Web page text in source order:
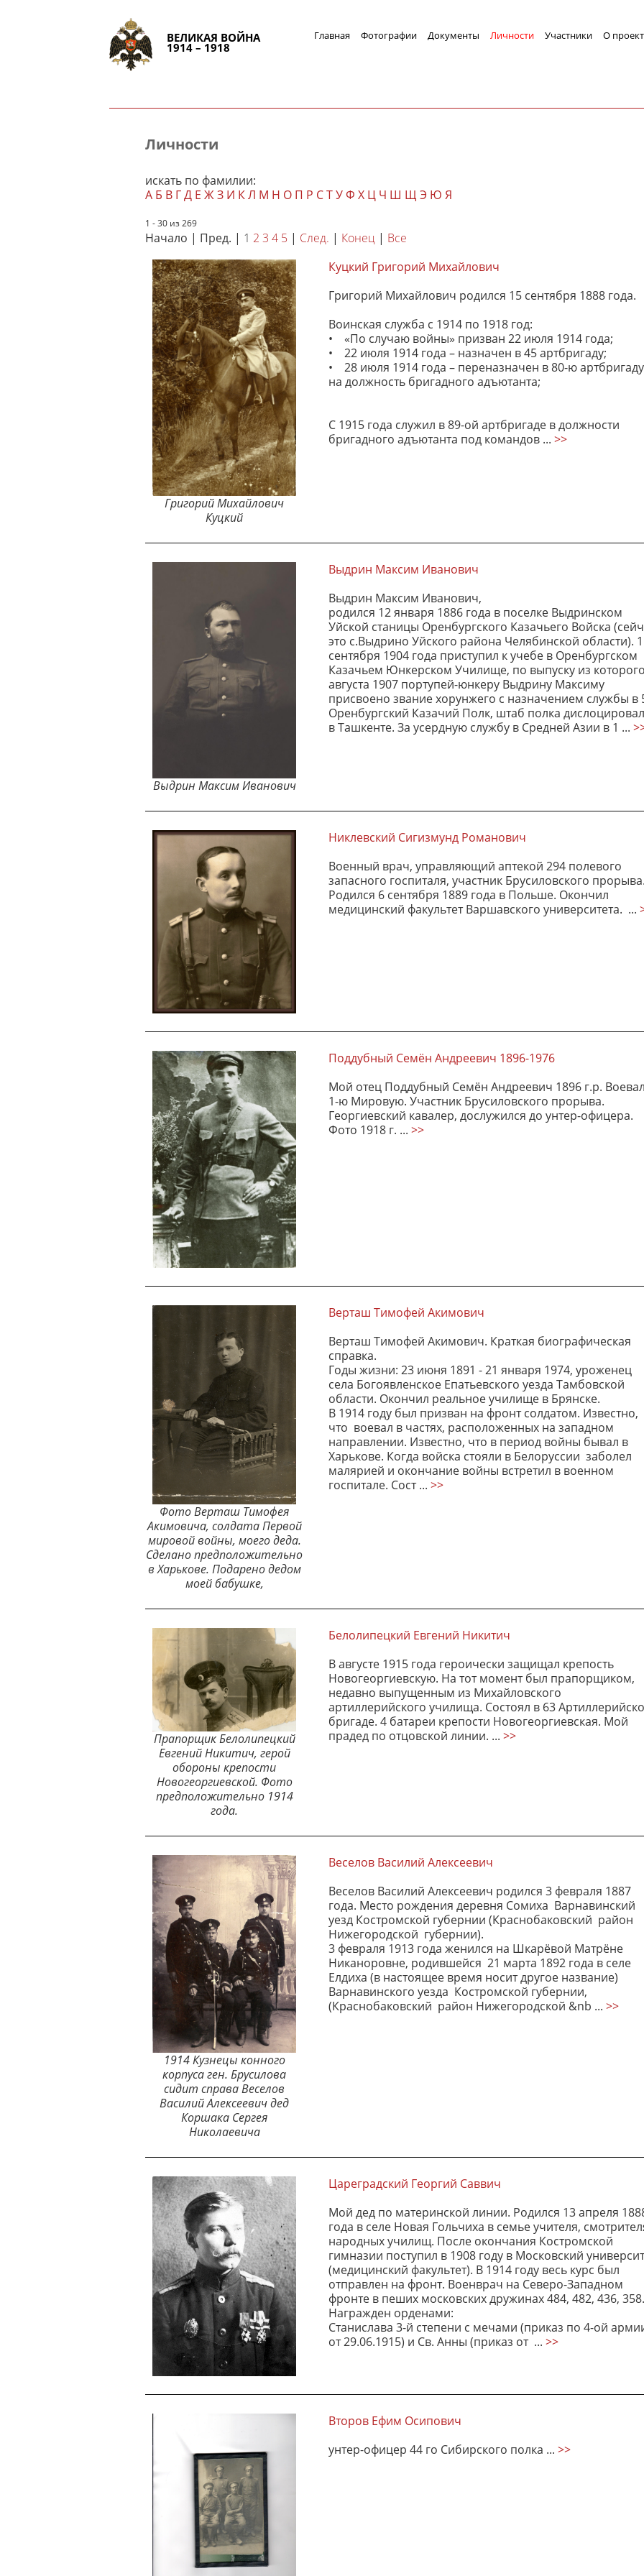
ВЕЛИКАЯ ВОЙНА
1914 – 1918
Главная Фотографии Документы Личности Участники О
Личности
искать по фамилии:
А Б В ГД Е ЖЗ И КЛ М Н О П Р СТУФ Х Ц Ч Ш Щ Э Ю Я
1 - 30 из 269
Начало | Пред. | 1 2 3 4 5 | След. | Конец | Все
Григорий Михайлович
Куцкий
Куцкий Григорий Михайлович
Григорий Михайлович родился 15 сентября 1888 года.
Воинская служба с 1914 по 1918 год:
• «По случаю войны» призван 22 июля 1914 года;
• 22 июля 1914 года – назначен в 45 артбригаду;
• 28 июля 1914 года – переназначен в 80-ю артбригаду
на должность бригадного адъютанта;
С 1915 года служил в 89-ой артбригаде в должности
бригадного адъютанта под командов ... >>
Выдрин Максим Иванович
Выдрин Максим Иванович
Выдрин Максим Иванович,
родился 12 января 1886 года в поселке Выдринском
Уйской станицы Оренбургского Казачьего Войска
это с.Выдрино Уйского района Челябинской области). 1
сентября 1904 года приступил к учебе в Оренбургском
Казачьем Юнкерском Училище, по выпуску из
августа 1907 портупей-юнкеру Выдрину Максиму
присвоено звание хорунжего с назначением службы в
Оренбургский Казачий Полк, штаб полка
в Ташкенте. За усердную службу в Средней Азии в 1 ...
Никлевский Сигизмунд Романович
Военный врач, управляющий аптекой 294 полевого
запасного госпиталя, участник Брусиловского
Родился 6 сентября 1889 года в Польше. Окончил
медицинский факультет Варшавского университета. ...
Поддубный Семён Андреевич 1896-1976
Мой отец Поддубный Семён Андреевич 1896 г.р.
1-ю Мировую. Участник Брусиловского прорыва.
Георгиевский кавалер, дослужился до унтер-офицера.
Фото 1918 г. ... >>
Фото Верташ Тимофея
Акимовича, солдата Первой
мировой войны, моего деда.
Сделано предположительно
в Харькове. Подарено дедом
моей бабушке,
Верташ Тимофей Акимович
Верташ Тимофей Акимович. Краткая биографическая
справка.
Годы жизни: 23 июня 1891 - 21 января 1974, уроженец
села Богоявленское Епатьевского уезда Тамбовской
области. Окончил реальное училище в Брянске.
В 1914 году был призван на фронт солдатом. Известно,
что воевал в частях, расположенных на западном
направлении. Известно, что в период войны бывал в
Харькове. Когда войска стояли в Белоруссии заболел
малярией и окончание войны встретил в военном
госпитале. Сост ... >>
Прапорщик Белолипецкий
Евгений Никитич, герой
обороны крепости
Новогеоргиевской. Фото
предположительно 1914
года.
Белолипецкий Евгений Никитич
В августе 1915 года героически защищал крепость
Новогеоргиевскую. На тот момент был прапорщиком,
недавно выпущенным из Михайловского
артиллерийского училища. Состоял в 63
бригаде. 4 батареи крепости Новогеоргиевская. Мой
прадед по отцовской линии. ... >>
1914 Кузнецы конного
корпуса ген. Брусилова
сидит справа Веселов
Василий Алексеевич дед
Коршака Сергея
Николаевича
Веселов Василий Алексеевич
Веселов Василий Алексеевич родился 3 февраля 1887
года. Место рождения деревня Сомиха Варнавинский
уезд Костромской губернии (Краснобаковский район
Нижегородской губернии).
3 февраля 1913 года женился на Шкарёвой Матрёне
Никаноровне, родившейся 21 марта 1892 года в селе
Елдиха (в настоящее время носит другое название)
Варнавинского уезда Костромской губернии,
(Краснобаковский район Нижегородской &nb ... >>
Цареградский Георгий Саввич
Мой дед по материнской линии. Родился 13 апреля
года в селе Новая Гольчиха в семье учителя,
народных училищ. После окончания Костромской
гимназии поступил в 1908 году в Московский
(медицинский факультет). В 1914 году весь курс был
отправлен на фронт. Военврач на Северо-Западном
фронте в пеших московских дружинах 484, 482, 436, 358.
Награжден орденами:
Станислава 3-й степени с мечами (приказ по 4-ой
от 29.06.1915) и Св. Анны (приказ от ... >>
Второв Ефим Осипович
унтер-офицер 44 го Сибирского полка ... >>